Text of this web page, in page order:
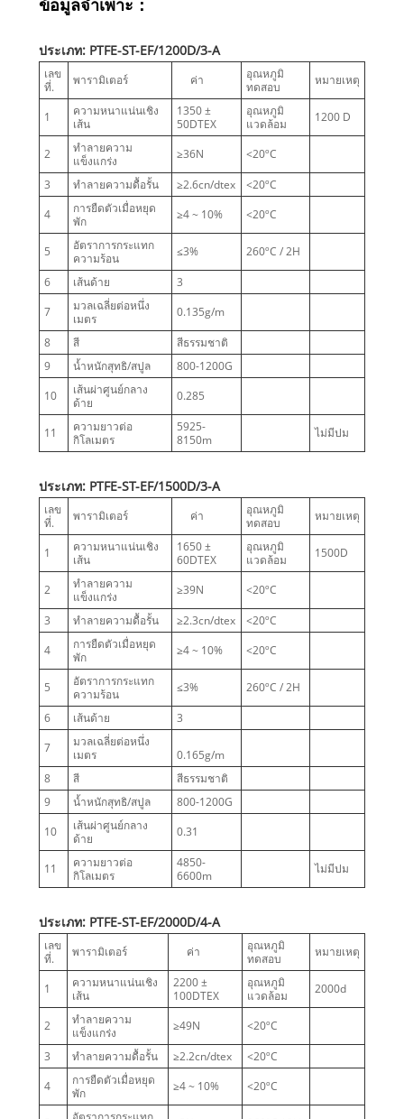
ข้อมูลจำเพาะ：
ประเภท: PTFE-ST-EF/1200D/3-A
เลข
ที่.
พารามิเตอร์ ค่า
อุณหภูมิ
ทดสอบ
หมายเหตุ
1
ความหนาแน่นเชิง
เส้น
1350 ±
50DTEX
อุณหภูมิ
แวดล้อม
1200 D
2
ทำลายความ
แข็งแกร่ง
≥36N
<20ºC
3
ทำลายความดื้อรั้น ≥2.6cn/dtex
<20ºC
4
การยืดตัวเมื่อหยุด
พัก
≥4 ~ 10% <20ºC
5
อัตราการกระแทก
ความร้อน
≤3%
260ºC / 2H
6
เส้นด้าย
3
7
มวลเฉลี่ยต่อหนึ่ง
เมตร
0.135g/m
8
สี
สีธรรมชาติ
9
น้ำหนักสุทธิ/สปูล
800-1200G
10
เส้นผ่าศูนย์กลาง
ด้าย
0.285
11
ความยาวต่อ
กิโลเมตร
5925-
8150m
ไม่มีปม
ประเภท: PTFE-ST-EF/1500D/3-A
เลข
ที่.
พารามิเตอร์ ค่า
อุณหภูมิ
ทดสอบ
หมายเหตุ
1
ความหนาแน่นเชิง
เส้น
1650 ±
60DTEX
อุณหภูมิ
แวดล้อม
1500D
2
ทำลายความ
แข็งแกร่ง
≥39N
<20ºC
3
ทำลายความดื้อรั้น ≥2.3cn/dtex
<20ºC
4
การยืดตัวเมื่อหยุด
พัก
≥4 ~ 10% <20ºC
5
อัตราการกระแทก
ความร้อน
≤3%
260ºC / 2H
6
เส้นด้าย
3
7
มวลเฉลี่ยต่อหนึ่ง
เมตร
0.165g/m
8
สี
สีธรรมชาติ
9
น้ำหนักสุทธิ/สปูล
800-1200G
10
เส้นผ่าศูนย์กลาง
ด้าย
0.31
11
ความยาวต่อ
กิโลเมตร
4850-
6600m
ไม่มีปม
ประเภท: PTFE-ST-EF/2000D/4-A
เลข
ที่.
พารามิเตอร์ ค่า
อุณหภูมิ
ทดสอบ
หมายเหตุ
1
ความหนาแน่นเชิง
เส้น
2200 ±
100DTEX
อุณหภูมิ
แวดล้อม
2000d
2
ทำลายความ
แข็งแกร่ง
≥49N
<20ºC
3
ทำลายความดื้อรั้น ≥2.2cn/dtex
<20ºC
4
การยืดตัวเมื่อหยุด
พัก
≥4 ~ 10% <20ºC